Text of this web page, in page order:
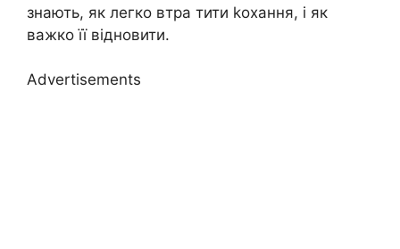
знають, як легко втра тити kохання, і як
важко її відновити.
Advertisements